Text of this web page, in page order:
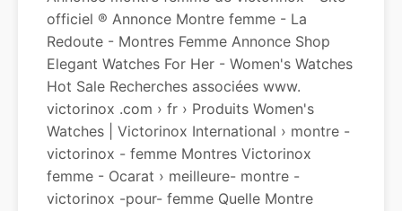
officiel ® Annonce Montre femme - La
Redoute - Montres Femme Annonce Shop
Elegant Watches For Her - Women's Watches
Hot Sale Recherches associées www.
victorinox .com › fr › Produits Women's
Watches | Victorinox International › montre -
victorinox - femme Montres Victorinox
femme - Ocarat › meilleure- montre -
victorinox -pour- femme Quelle Montre